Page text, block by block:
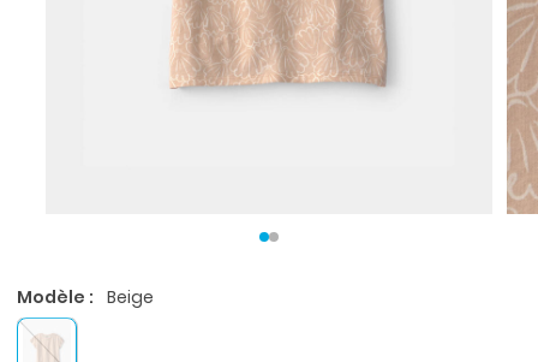
Modèle : Beige